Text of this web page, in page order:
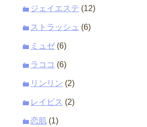
ジェイエステ (12)
ストラッシュ (6)
ミュゼ (6)
ラココ (6)
リンリン (2)
レイビス (2)
恋肌 (1)